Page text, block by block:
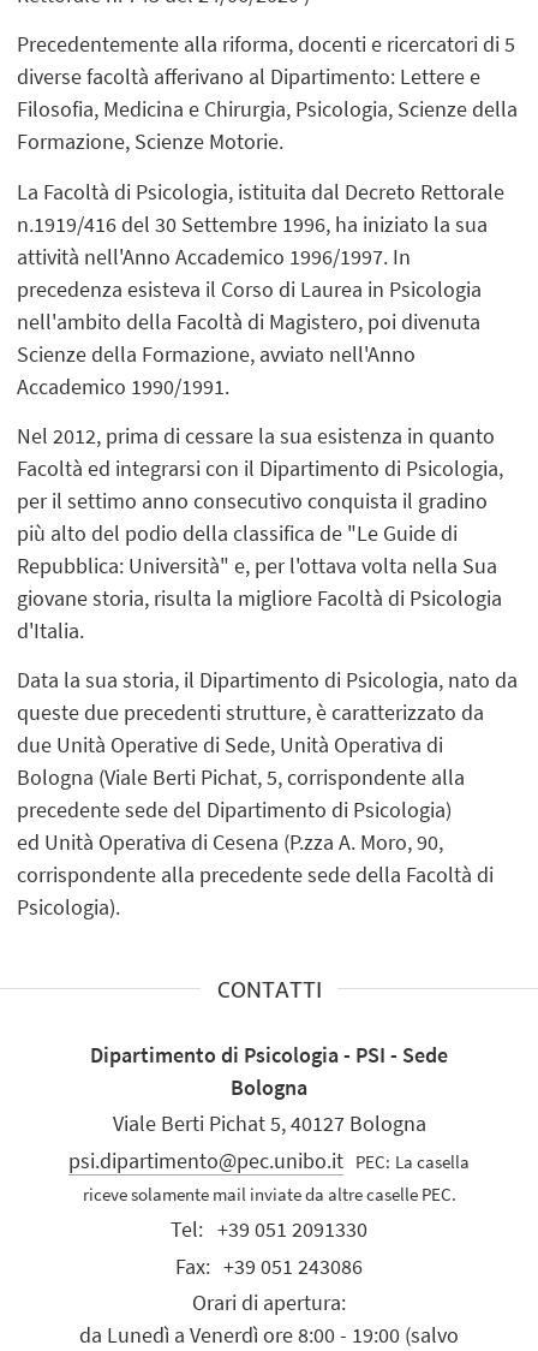
Precedentemente alla riforma, docenti e ricercatori di 5
diverse facoltà afferivano al Dipartimento: Lettere e
Filosofia, Medicina e Chirurgia, Psicologia, Scienze della
Formazione, Scienze Motorie.
La Facoltà di Psicologia, istituita dal Decreto Rettorale
n.1919/416 del 30 Settembre 1996, ha iniziato la sua
attività nell'Anno Accademico 1996/1997. In
precedenza esisteva il Corso di Laurea in Psicologia
nell'ambito della Facoltà di Magistero, poi divenuta
Scienze della Formazione, avviato nell'Anno
Accademico 1990/1991.
Nel 2012, prima di cessare la sua esistenza in quanto
Facoltà ed integrarsi con il Dipartimento di Psicologia,
per il settimo anno consecutivo conquista il gradino
più alto del podio della classifica de "Le Guide di
Repubblica: Università" e, per l'ottava volta nella Sua
giovane storia, risulta la migliore Facoltà di Psicologia
d'Italia.
Data la sua storia, il Dipartimento di Psicologia, nato da
queste due precedenti strutture, è caratterizzato da
due Unità Operative di Sede, Unità Operativa di
Bologna (Viale Berti Pichat, 5, corrispondente alla
precedente sede del Dipartimento di Psicologia)
ed Unità Operativa di Cesena (P.zza A. Moro, 90,
corrispondente alla precedente sede della Facoltà di
Psicologia).
CONTATTI
Dipartimento di Psicologia - PSI - Sede
Bologna
Viale Berti Pichat 5, 40127 Bologna
psi.dipartimento@pec.unibo.it PEC: La casella
riceve solamente mail inviate da altre caselle PEC.
Tel: +39 051 2091330
Fax: +39 051 243086
Orari di apertura:
da Lunedì a Venerdì ore 8:00 - 19:00 (salvo